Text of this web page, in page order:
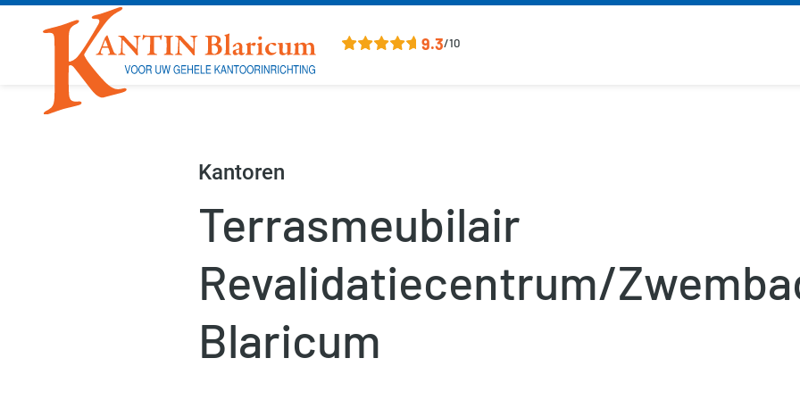
Overslaan en naar de inhoud gaan
9.3/10
Kantoren
Terrasmeubilair
Revalidatiecentrum/
Blaricum